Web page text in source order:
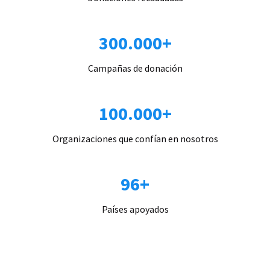
300.000+
Campañas de donación
100.000+
Organizaciones que confían en nosotros
96+
Países apoyados